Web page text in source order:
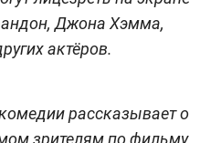
Джона Хэмма,
актёров.
рассказывает о